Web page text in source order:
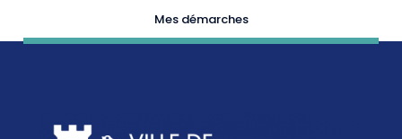
Mes démarches